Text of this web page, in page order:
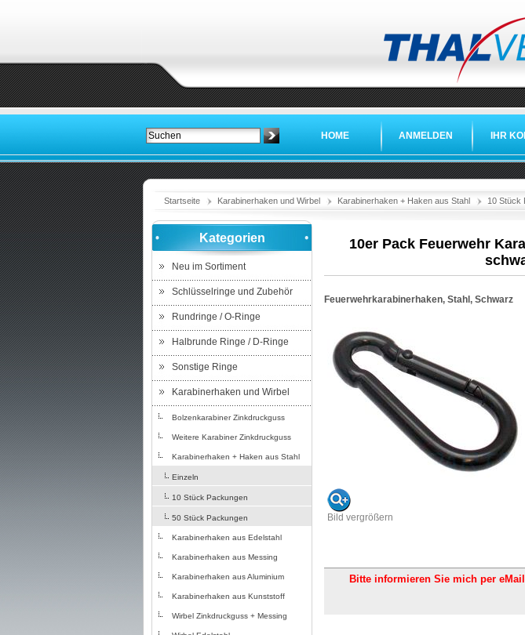
HOME ANMELDEN IHR
Startseite Karabinerhaken und Wirbel Karabinerhaken + Haken aus Stahl 10 Stück
Kategorien
Neu im Sortiment
Schlüsselringe und Zubehör
Rundringe / O-Ringe
Halbrunde Ringe / D-Ringe
Sonstige Ringe
Karabinerhaken und Wirbel
Bolzenkarabiner Zinkdruckguss
Weitere Karabiner Zinkdruckguss
Karabinerhaken + Haken aus Stahl
Einzeln
10 Stück Packungen
50 Stück Packungen
Karabinerhaken aus Edelstahl
Karabinerhaken aus Messing
Karabinerhaken aus Aluminium
Karabinerhaken aus Kunststoff
Wirbel Zinkdruckguss + Messing
10er Pack Feuerwehr
Feuerwehrkarabinerhaken, Stahl, Schwarz
Bild vergrößern
Bitte informieren Sie mich per